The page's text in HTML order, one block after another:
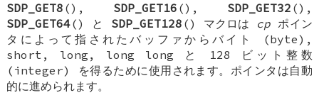
SDP_GET8 (), SDP_GET16 (), SDP_GET32 (),
SDP_GET64() と SDP_GET128 () マクロは cp ポイン
タによって指されたバッファからバイト (byte),
short, long, long long と 128 ビット整数
(integer) を得るために使用されます。ポインタは自動
的に進められます。